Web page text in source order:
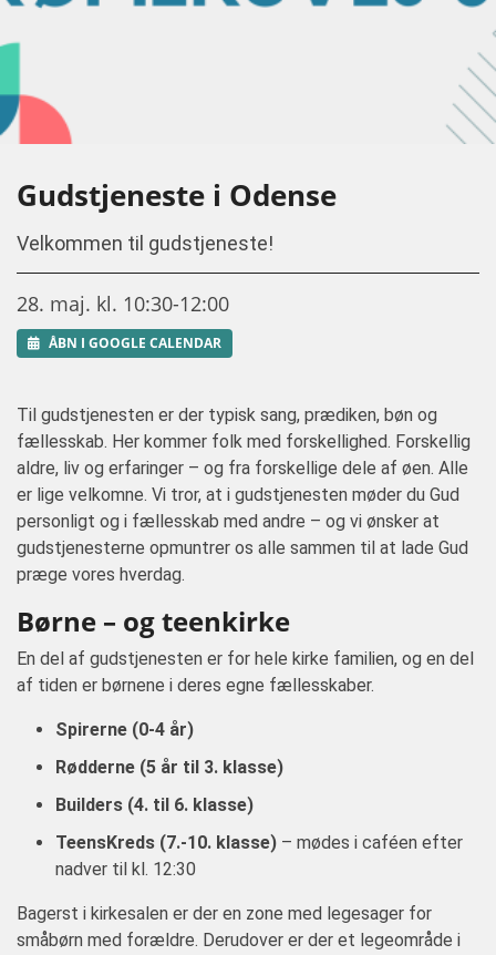
Gudstjeneste i Odense
Velkommen til gudstjeneste!
28. maj. kl. 10:30-12:00
ÅBN I GOOGLE CALENDAR
Til gudstjenesten er der typisk sang, prædiken, bøn og
fællesskab. Her kommer folk med forskellighed. Forskellig
aldre, liv og erfaringer – og fra forskellige dele af øen. Alle
er lige velkomne. Vi tror, at i gudstjenesten møder du Gud
personligt og i fællesskab med andre – og vi ønsker at
gudstjenesterne opmuntrer os alle sammen til at lade Gud
præge vores hverdag.
Børne – og teenkirke
En del af gudstjenesten er for hele kirke familien, og en del
af tiden er børnene i deres egne fællesskaber.
Spirerne (0-4 år)
Rødderne (5 år til 3. klasse)
Builders (4. til 6. klasse)
TeensKreds (7.-10. klasse) – mødes i caféen efter
nadver til kl. 12:30
Bagerst i kirkesalen er der en zone med legesager for
småbørn med forældre. Derudover er der et legeområde i